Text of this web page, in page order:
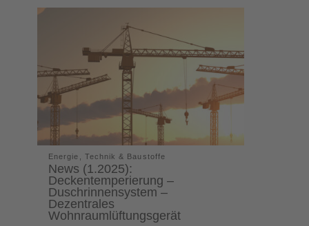
Energie, Technik & Baustoffe
News (1.2025):
Deckentemperierung –
Duschrinnensystem –
Dezentrales
Wohnraumlüftungsgerät